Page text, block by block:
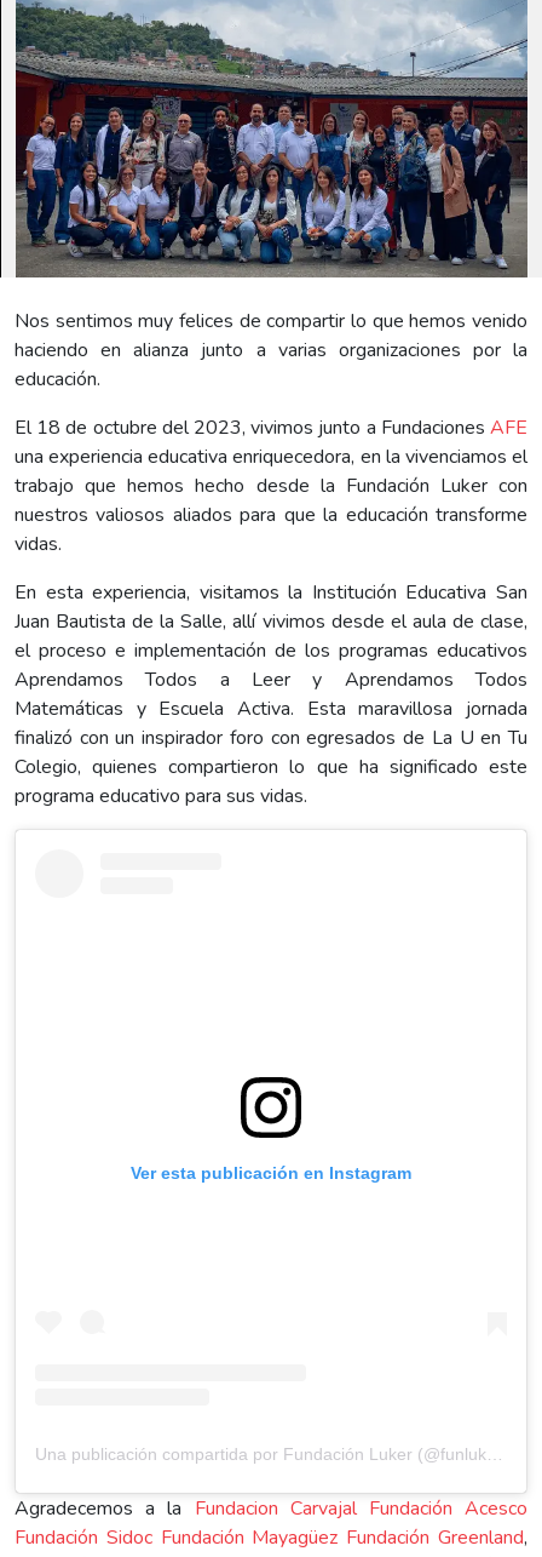
Nos sentimos muy felices de compartir lo que hemos venido
haciendo en alianza junto a varias organizaciones por la
educación.
El 18 de octubre del 2023, vivimos junto a Fundaciones AFE
una experiencia educativa enriquecedora, en la vivenciamos el
trabajo que hemos hecho desde la Fundación Luker con
nuestros valiosos aliados para que la educación transforme
vidas.
En esta experiencia, visitamos la Institución Educativa San
Juan Bautista de la Salle, allí vivimos desde el aula de clase,
el proceso e implementación de los programas educativos
Aprendamos Todos a Leer y Aprendamos Todos
Matemáticas y Escuela Activa. Esta maravillosa jornada
finalizó con un inspirador foro con egresados de La U en Tu
Colegio, quienes compartieron lo que ha significado este
programa educativo para sus vidas.
Ver esta publicación en Instagram
Agradecemos a la Fundacion Carvajal Fundación Acesco
Fundación Sidoc Fundación Mayagüez Fundación Greenland,